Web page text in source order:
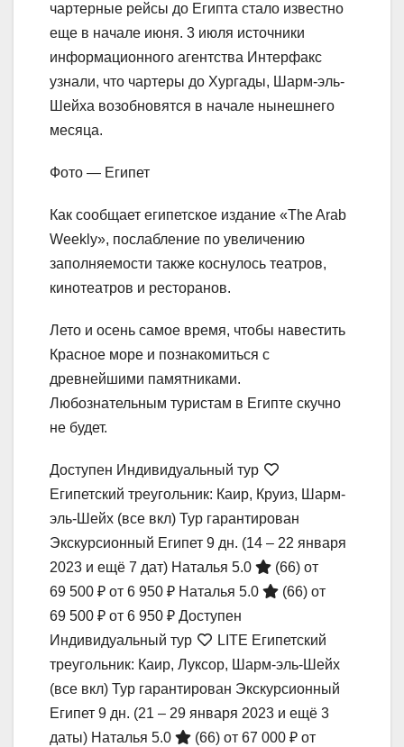
чартерные рейсы до Египта стало известно
еще в начале июня. 3 июля источники
информационного агентства Интерфакс
узнали, что чартеры до Хургады, Шарм-эль-
Шейха возобновятся в начале нынешнего
месяца.
Фото — Египет
Как сообщает египетское издание «The Arab
Weekly», послабление по увеличению
заполняемости также коснулось театров,
кинотеатров и ресторанов.
Лето и осень самое время, чтобы навестить
Красное море и познакомиться с
древнейшими памятниками.
Любознательным туристам в Египте скучно
не будет.
Доступен Индивидуальный тур
Египетский треугольник: Каир, Круиз, Шарм-
эль-Шейх (все вкл) Тур гарантирован
Экскурсионный Египет 9 дн. (14 – 22 января
2023 и ещё 7 дат) Наталья 5.0 (66) от
69 500 ₽ от 6 950 ₽ Наталья 5.0 (66) от
69 500 ₽ от 6 950 ₽ Доступен
Индивидуальный тур
LITE Египетский
треугольник: Каир, Луксор, Шарм-эль-Шейх
(все вкл) Тур гарантирован Экскурсионный
Египет 9 дн. (21 – 29 января 2023 и ещё 3
даты) Наталья 5.0 (66) от 67 000 ₽ от